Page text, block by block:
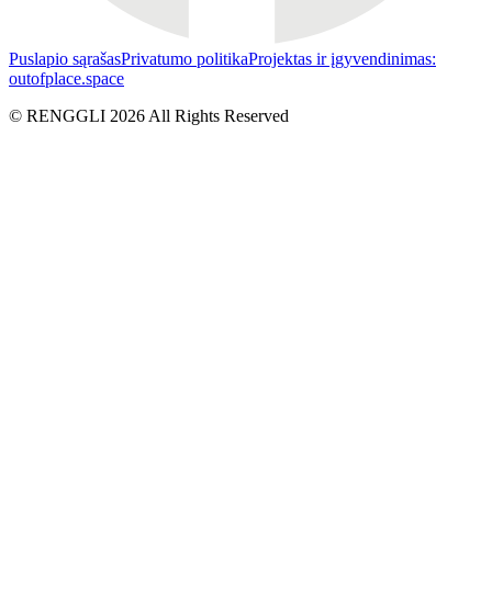
Puslapio sąrašasPrivatumo politikaProjektas ir įgyvendinimas:
outofplace.space
© RENGGLI 2026 All Rights Reserved